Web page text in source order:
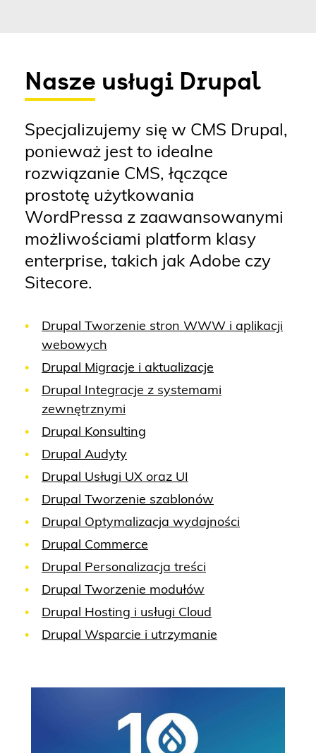
Nasze usługi Drupal
Specjalizujemy się w CMS Drupal,
ponieważ jest to idealne
rozwiązanie CMS, łączące
prostotę użytkowania
WordPressa z zaawansowanymi
możliwościami platform klasy
enterprise, takich jak Adobe czy
Sitecore.
Drupal Tworzenie stron WWW i aplikacji
webowych
Drupal Migracje i aktualizacje
Drupal Integracje z systemami
zewnętrznymi
Drupal Konsulting
Drupal Audyty
Drupal Usługi UX oraz UI
Drupal Tworzenie szablonów
Drupal Optymalizacja wydajności
Drupal Commerce
Drupal Personalizacja treści
Drupal Tworzenie modułów
Drupal Hosting i usługi Cloud
Drupal Wsparcie i utrzymanie